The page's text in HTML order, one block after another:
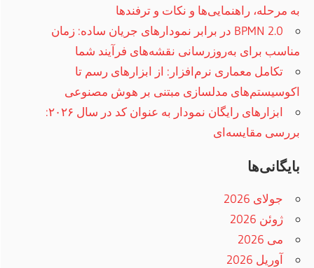
به مرحله، راهنمایی‌ها و نکات و ترفند‌ها
BPMN 2.0 در برابر نمودارهای جریان ساده: زمان
مناسب برای به‌روزرسانی نقشه‌های فرآیند شما
تکامل معماری نرم‌افزار: از ابزارهای رسم تا
اکوسیستم‌های مدلسازی مبتنی بر هوش مصنوعی
ابزارهای رایگان نمودار به عنوان کد در سال ۲۰۲۶:
بررسی مقایسه‌ای
بایگانی‌ها
جولای 2026
ژوئن 2026
می 2026
آوریل 2026